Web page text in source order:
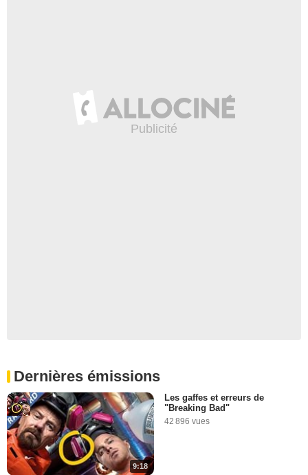
Dernières émissions
9:18
Les gaffes et erreurs de
"Breaking Bad"
42 896 vues